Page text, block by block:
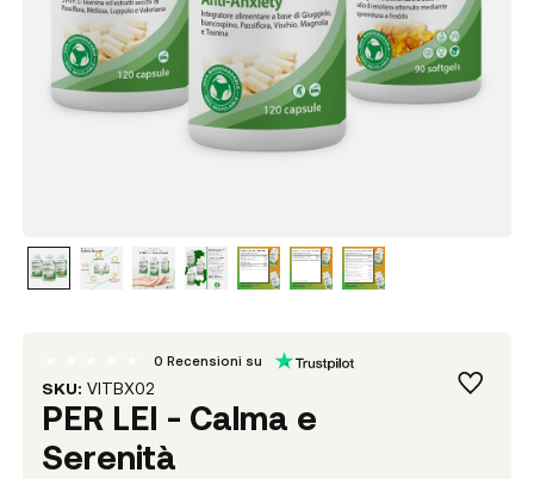
SKU: VITBX02
PER LEI - Calma e
Serenità
0 Recensioni su